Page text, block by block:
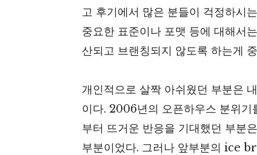
고 후기에서 많은 분들이 걱정하시
중요한 표준이나 포맷 등에 대해서
산되고 브랜칭되지 않도록 하는게
개인적으로 살짝 아쉬웠던 부분은
이다. 2006년의 오픈하우스 분위기
부터 뜨거운 반응을 기대했던 부분
부분이었다. 그러나 앞부분의 ice